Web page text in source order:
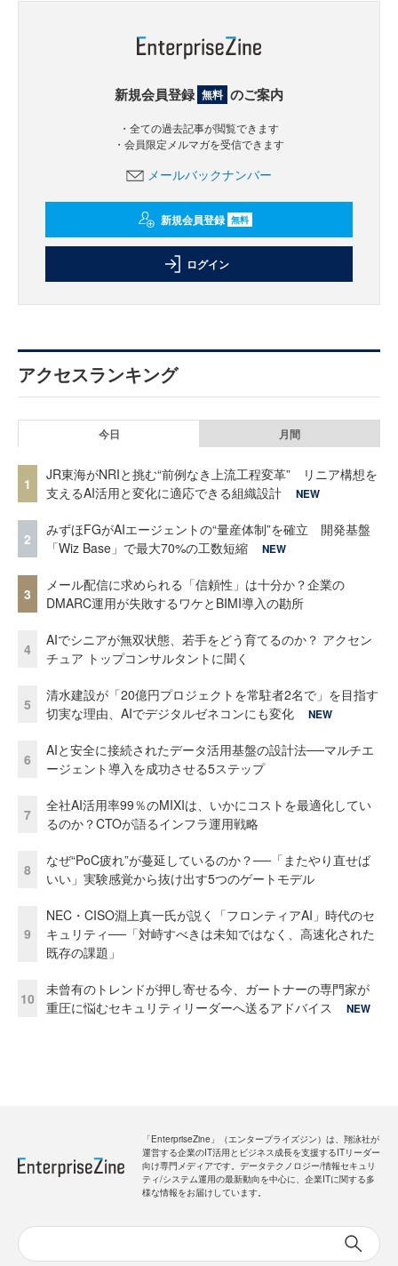
新規会員登録 無料 のご案内
・全ての過去記事が閲覧できます
・会員限定メルマガを受信できます
メールバックナンバー
新規会員登録 無料
ログイン
アクセスランキング
今日 月間
1
JR東海がNRIと挑む“前例なき上流工程変革” リニア構想を
支えるAI活用と変化に適応できる組織設計
NEW
2
みずほFGがAIエージェントの“量産体制”を確立 開発基盤
「Wiz Base」で最大70%の工数短縮
NEW
3
メール配信に求められる「信頼性」は十分か？企業の
DMARC運用が失敗するワケとBIMI導入の勘所
4
AIでシニアが無双状態、若手をどう育てるのか？ アクセン
チュア トップコンサルタントに聞く
5
清水建設が「20億円プロジェクトを常駐者2名で」を目指す
切実な理由、AIでデジタルゼネコンにも変化
NEW
6
AIと安全に接続されたデータ活用基盤の設計法──マルチエ
ージェント導入を成功させる5ステップ
7
全社AI活用率99％のMIXIは、いかにコストを最適化してい
るのか？CTOが語るインフラ運用戦略
8
なぜ“PoC疲れ”が蔓延しているのか？──「またやり直せば
いい」実験感覚から抜け出す5つのゲートモデル
9
NEC・CISO淵上真一氏が説く「フロンティアAI」時代のセ
キュリティ──「対峙すべきは未知ではなく、高速化された
既存の課題」
10
未曾有のトレンドが押し寄せる今、ガートナーの専門家が
重圧に悩むセキュリティリーダーへ送るアドバイス
NEW
「EnterpriseZine」（エンタープライズジン）は、翔泳社が
運営する企業のIT活用とビジネス成長を支援するITリーダー
向け専門メディアです。データテクノロジー/情報セキュリ
ティ/システム運用の最新動向を中心に、企業ITに関する多
様な情報をお届けしています。